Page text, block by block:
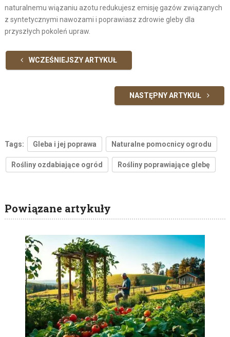
naturalnemu wiązaniu azotu redukujesz emisję gazów związanych
z syntetycznymi nawozami i poprawiasz zdrowie gleby dla
przyszłych pokoleń upraw.
WCZEŚNIEJSZY ARTYKUŁ
NASTĘPNY ARTYKUŁ
Tags: Gleba i jej poprawa Naturalne pomocnicy ogrodu
Rośliny ozdabiające ogród Rośliny poprawiające glebę
Powiązane artykuły